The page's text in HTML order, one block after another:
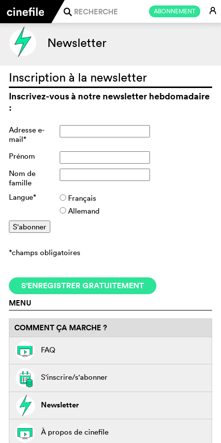
ABONNEMENT E
j
Newsletter
Inscription à la newsletter
Inscrivez-vous à notre newsletter hebdomadaire
:
Adresse e-
mail*
Prénom
Nom de
famille
Langue*
Français
Allemand
*champs obligatoires
S'ENREGISTRER GRATUITEMENT
MENU
COMMENT ÇA MARCHE ?
FAQ
S'inscrire/s'abonner
Newsletter
À propos de cinefile